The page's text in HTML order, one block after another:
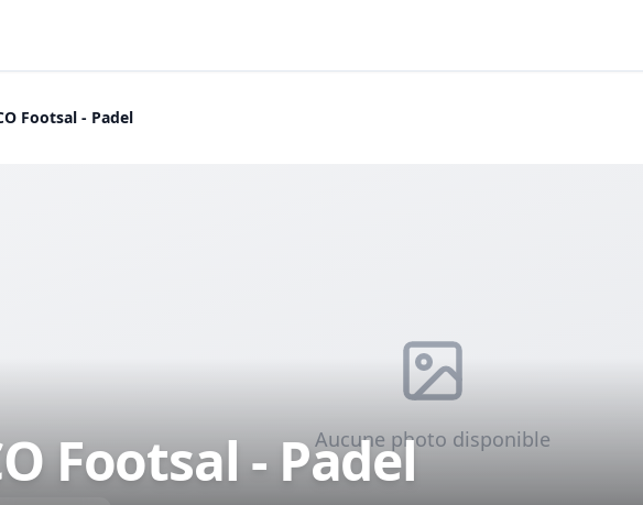
Footsal - Padel
Aucune photo disponible
Footsal - Padel